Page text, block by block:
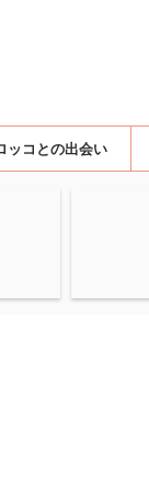
ッコとの出会い